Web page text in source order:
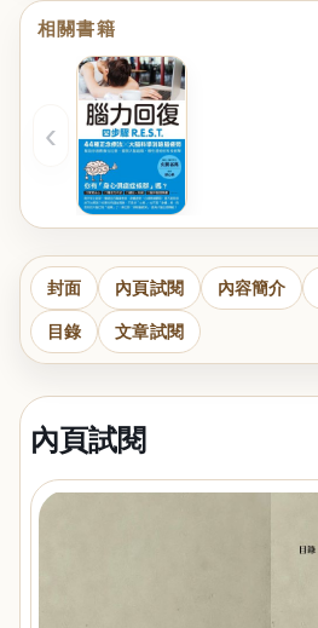
相關書籍
‹
封面 內頁試閱 內容簡介
目錄 文章試閱
內頁試閱